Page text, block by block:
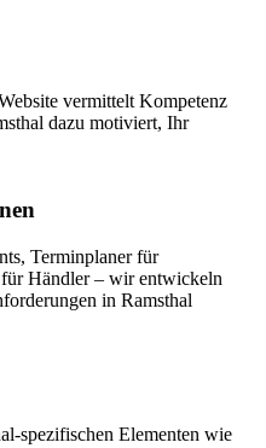
vermittelt Kompetenz
dazu motiviert, Ihr
Terminplaner für
Händler – wir entwickeln
in Ramsthal
spezifischen Elementen wie